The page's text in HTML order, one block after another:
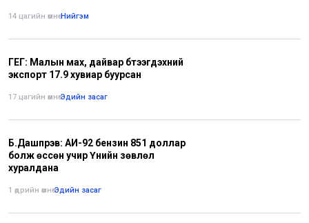
14 цагийн өмнө•Нийгэм
ГЕГ: Малын мах, дайвар бүтээгдэхүүний
экспорт 17.9 хувиар буурсан
17 цагийн өмнө•Эдийн засаг
Б.Дашпүрэв: АИ-92 бензин 851 доллар
болж өссөн учир Үнийн зөвлөл
хуралдана
1 өдрийн өмнө•Эдийн засаг